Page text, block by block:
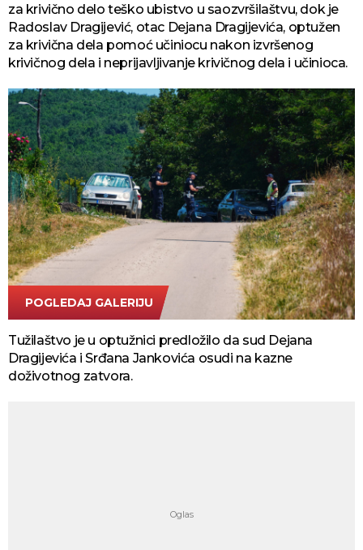
za krivično delo teško ubistvo u saozvršilaštvu, dok je
Radoslav Dragijević, otac Dejana Dragijevića, optužen
za krivična dela pomoć učiniocu nakon izvršenog
krivičnog dela i neprijavljivanje krivičnog dela i učinioca.
POGLEDAJ GALERIJU
Tužilaštvo je u optužnici predložilo da sud Dejana
Dragijevića i Srđana Jankovića osudi na kazne
doživotnog zatvora.